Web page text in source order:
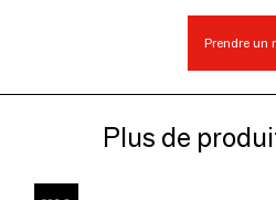
Prendre un
Plus de